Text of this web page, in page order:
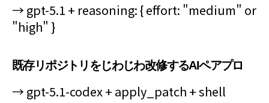
→ gpt-5.1 + reasoning: { effort: "medium" or
"high" }
既存リポジトリをじわじわ改修するAIペアプロ
→ gpt-5.1-codex + apply_patch + shell